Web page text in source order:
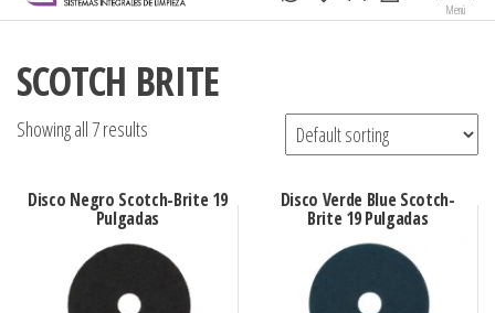
Menú
SCOTCH BRITE
Showing all 7 results
Disco Negro Scotch-Brite 19
Pulgadas
Disco Verde Blue Scotch-
Brite 19 Pulgadas